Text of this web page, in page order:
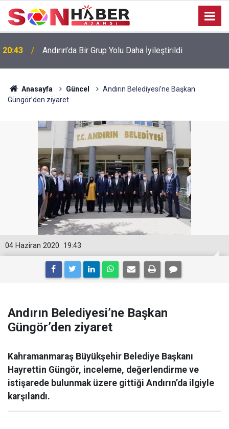
20:43 Andırın’da Bir Grup Yolu Daha İyileştirildi
Anasayfa Güncel
Andırın Belediyesi’ne Başkan
Güngör’den ziyaret
19:43
04 Haziran 2020
Andırın Belediyesi’ne Başkan
Güngör’den ziyaret
Kahramanmaraş Büyükşehir Belediye Başkanı
Hayrettin Güngör, inceleme, değerlendirme ve
istişarede bulunmak üzere gittiği Andırın’da ilgiyle
karşılandı.